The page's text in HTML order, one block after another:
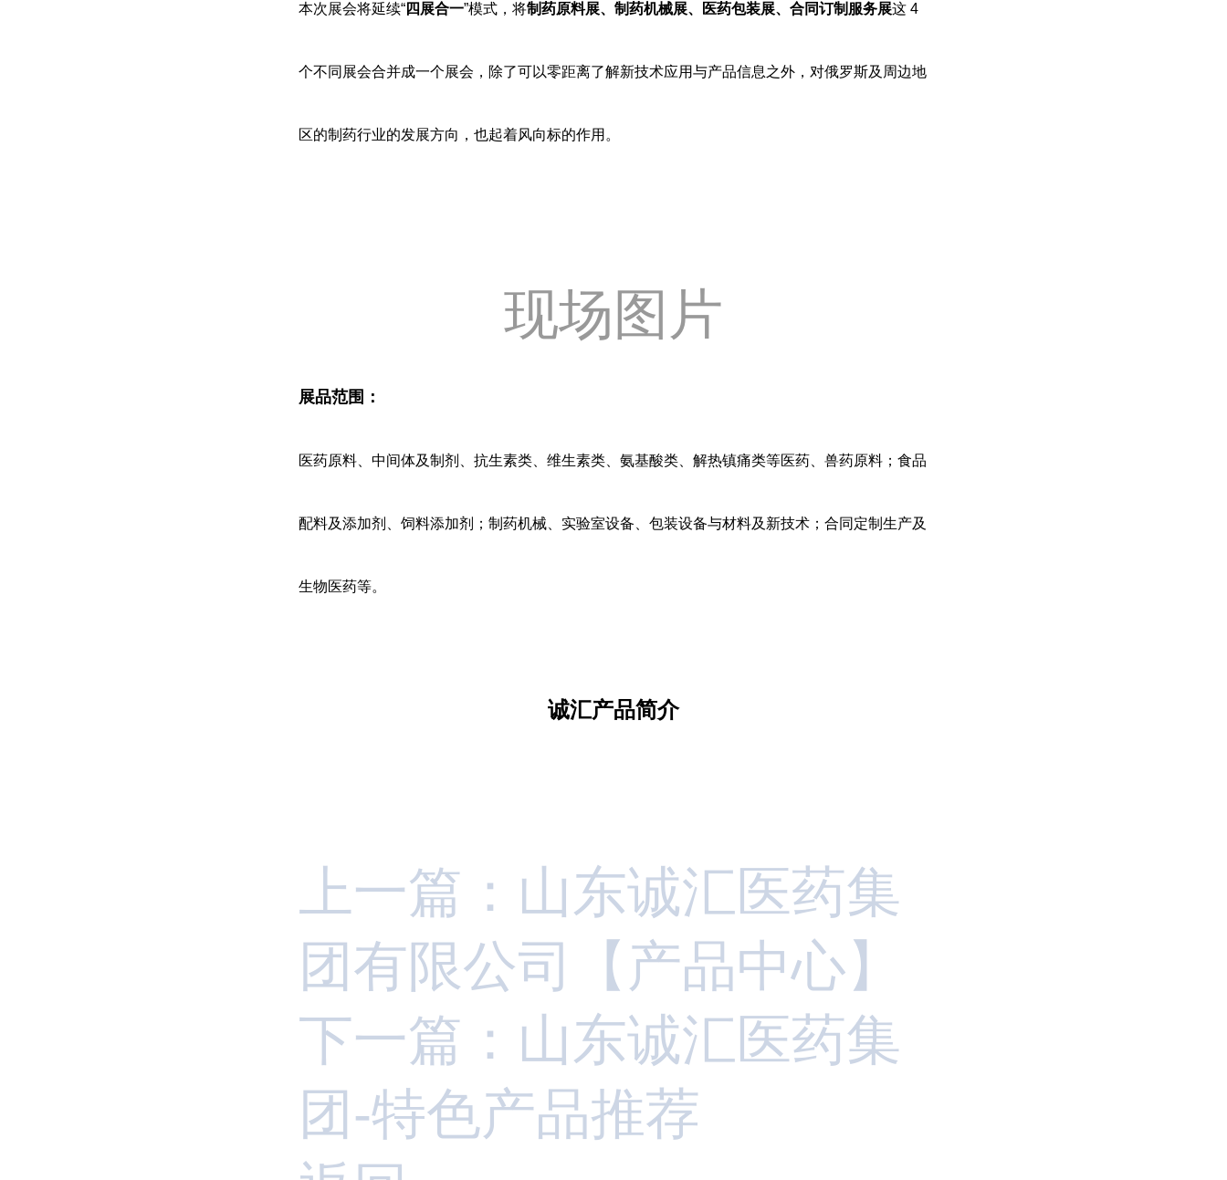
本次展会将延续“四展合一”模式，将制药原料展、制药机械展、医药包装展、合同订制服务展这 4
个不同展会合并成一个展会，除了可以零距离了解新技术应用与产品信息之外，对俄罗斯及周边地
区的制药行业的发展方向，也起着风向标的作用。
现场图片
展品范围：
医药原料、中间体及制剂、抗生素类、维生素类、氨基酸类、解热镇痛类等医药、兽药原料；食品
配料及添加剂、饲料添加剂；制药机械、实验室设备、包装设备与材料及新技术；合同定制生产及
生物医药等。
诚汇产品简介
上一篇：山东诚汇医药集
团有限公司【产品中心】
下一篇：山东诚汇医药集
团-特色产品推荐